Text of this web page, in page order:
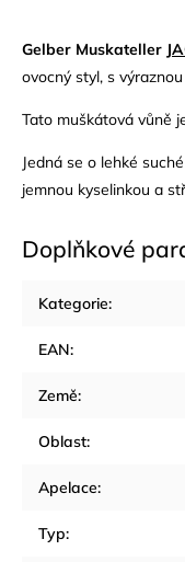
Gelber Muskateller
ovocný styl, s
Tato muškátová vůně
Jedná se o lehké
jemnou kyselinkou a
Doplňkové
Kategorie:
EAN:
Země:
Oblast:
Apelace:
Typ: